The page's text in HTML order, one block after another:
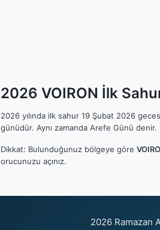
2026 VOIRON İlk
2026 yılında ilk sahur 19 Şubat 2026
günüdür. Aynı zamanda Arefe Günü denir.
Dikkat: Bulunduğunuz bölgeye göre
orucunuzu açınız.
2026 Ramazan